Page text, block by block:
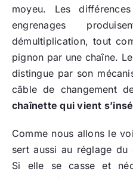
moyeu. Les
engrenages
démultiplication, tout
pignon par une chaîne.
distingue par son
câble de changement
chaînette qui vient
Comme nous allons le
sert aussi au réglage du
Si elle se casse et